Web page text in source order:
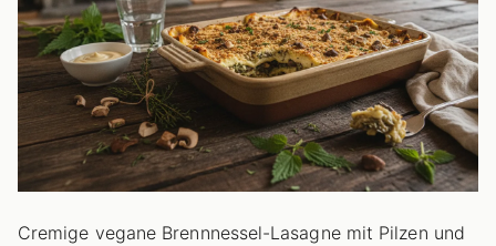
Cremige vegane Brennnessel-Lasagne mit Pilzen und